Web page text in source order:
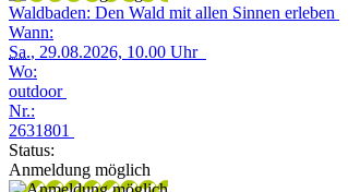
Waldbaden: Den Wald mit allen Sinnen erleben
Wann:
Sa., 29.08.2026, 10.00 Uhr
Wo:
outdoor
Nr.:
2631801
Status:
Anmeldung möglich